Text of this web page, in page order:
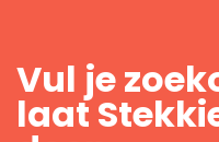
Vul je
laat